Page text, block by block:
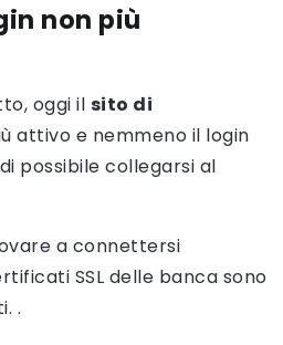
non più
oggi il sito di
attivo e nemmeno il login
possibile collegarsi al
a connettersi
SSL delle banca sono
.